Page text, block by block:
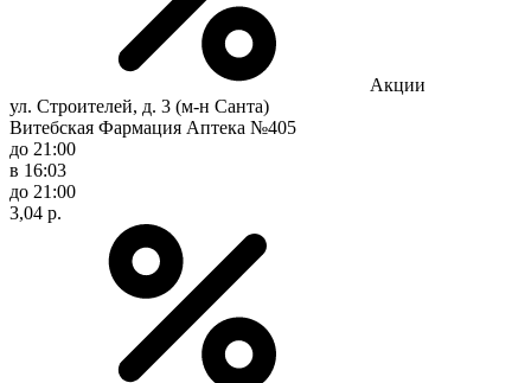
Акции
ул. Строителей, д. 3 (м-н Санта)
Витебская Фармация Аптека №405
до 21:00
в 16:03
до 21:00
3,04 р.